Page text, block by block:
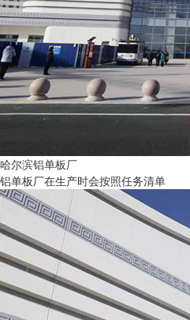
哈尔滨铝单板厂
铝单板厂在生产时会按照任务清单